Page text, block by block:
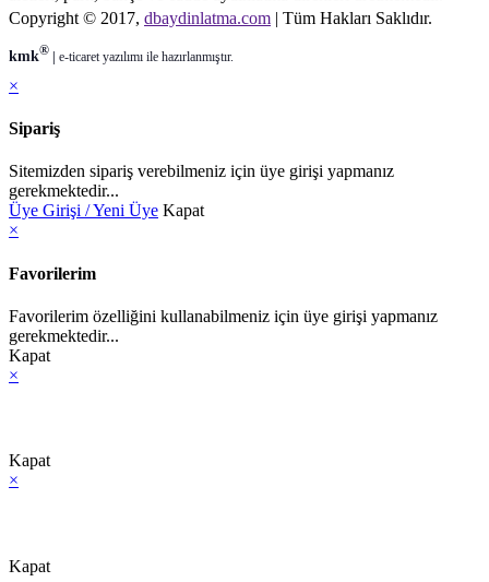
Copyright © 2017, dbaydinlatma.com | Tüm Hakları Saklıdır.
kmk® | e-ticaret yazılımı ile hazırlanmıştır.
×
Sipariş
Sitemizden sipariş verebilmeniz için üye girişi yapmanız
gerekmektedir...
Üye Girişi / Yeni Üye Kapat
×
Favorilerim
Favorilerim özelliğini kullanabilmeniz için üye girişi yapmanız
gerekmektedir...
Kapat
×
Kapat
×
Kapat